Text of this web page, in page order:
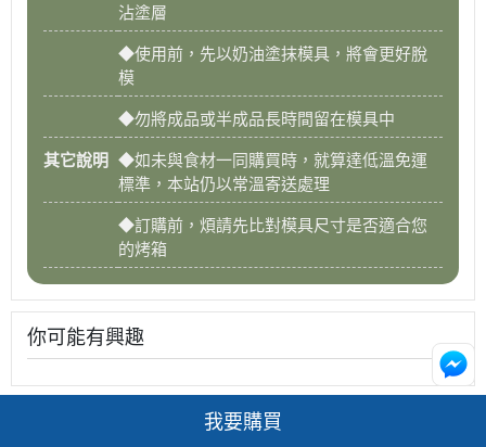
沾塗層
◆使用前，先以奶油塗抹模具，將會更好脫
模
◆勿將成品或半成品長時間留在模具中
其它說明
◆如未與食材一同購買時，就算達低溫免運
標準，本站仍以常溫寄送處理
◆訂購前，煩請先比對模具尺寸是否適合您
的烤箱
你可能有興趣
我要購買